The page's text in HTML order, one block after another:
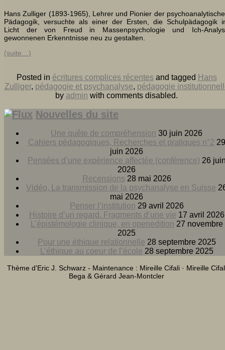
Hans Zulliger (1893-1965), Lehrer und Pionier der
Pädagogik, versuchte als einer der Ersten, die Schulpädagogik
Licht der von Freud in Massenpsychologie und Ich-
gewonnenen Erkenntnisse neu zu gestalten.
(suite…)
Posted in écritures complices récentesand tagged Hans
Zulliger, pédagogie et psychanalyse, pédagogie
by admin with comments disabled.
Nouvelles du site
Une quête de compréhension 30 juin 2026
Cahiers pédagogiques, Recherches et pratiques n°2 29
juin 2026
Pensées d’une expérience affectée (conférence) 26
2026
Recensions 28 mai 2026
Vidéo, La transmission de la psychanalyse en Suisse
mai 2026
Penser l’institution 29 avril 2026
Histoire d’un regard. Fragments d’une vie 17 avril 2026
L’épistémologie clinique, en openedition 27 novembre
2025
Pour une éthique relationnelle 28 septembre 2025
L’éthique au coeur de l’école 28 septembre 2025
Thème d'Eric J. Schwarz - Maintenance : Mireille Cifali · Mireille
Bega & Gérard Jean-Montcler